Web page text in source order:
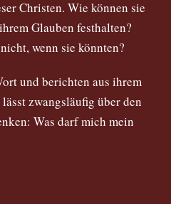
Christen. Wie können sie
Glauben festhalten?
wenn sie könnten?
und berichten aus ihrem
zwangsläufig über den
Was darf mich mein